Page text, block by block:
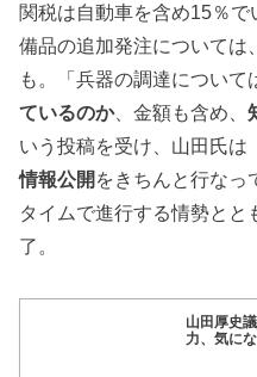
関税は自動車を含め15％
備品の追加発注については
も。「兵器の調達について
ているのか、金額も含め、
いう投稿を受け、山田氏は
情報公開 をきちんと行なっ
タイムで進行する情勢と
了。
山田厚史
力、気に